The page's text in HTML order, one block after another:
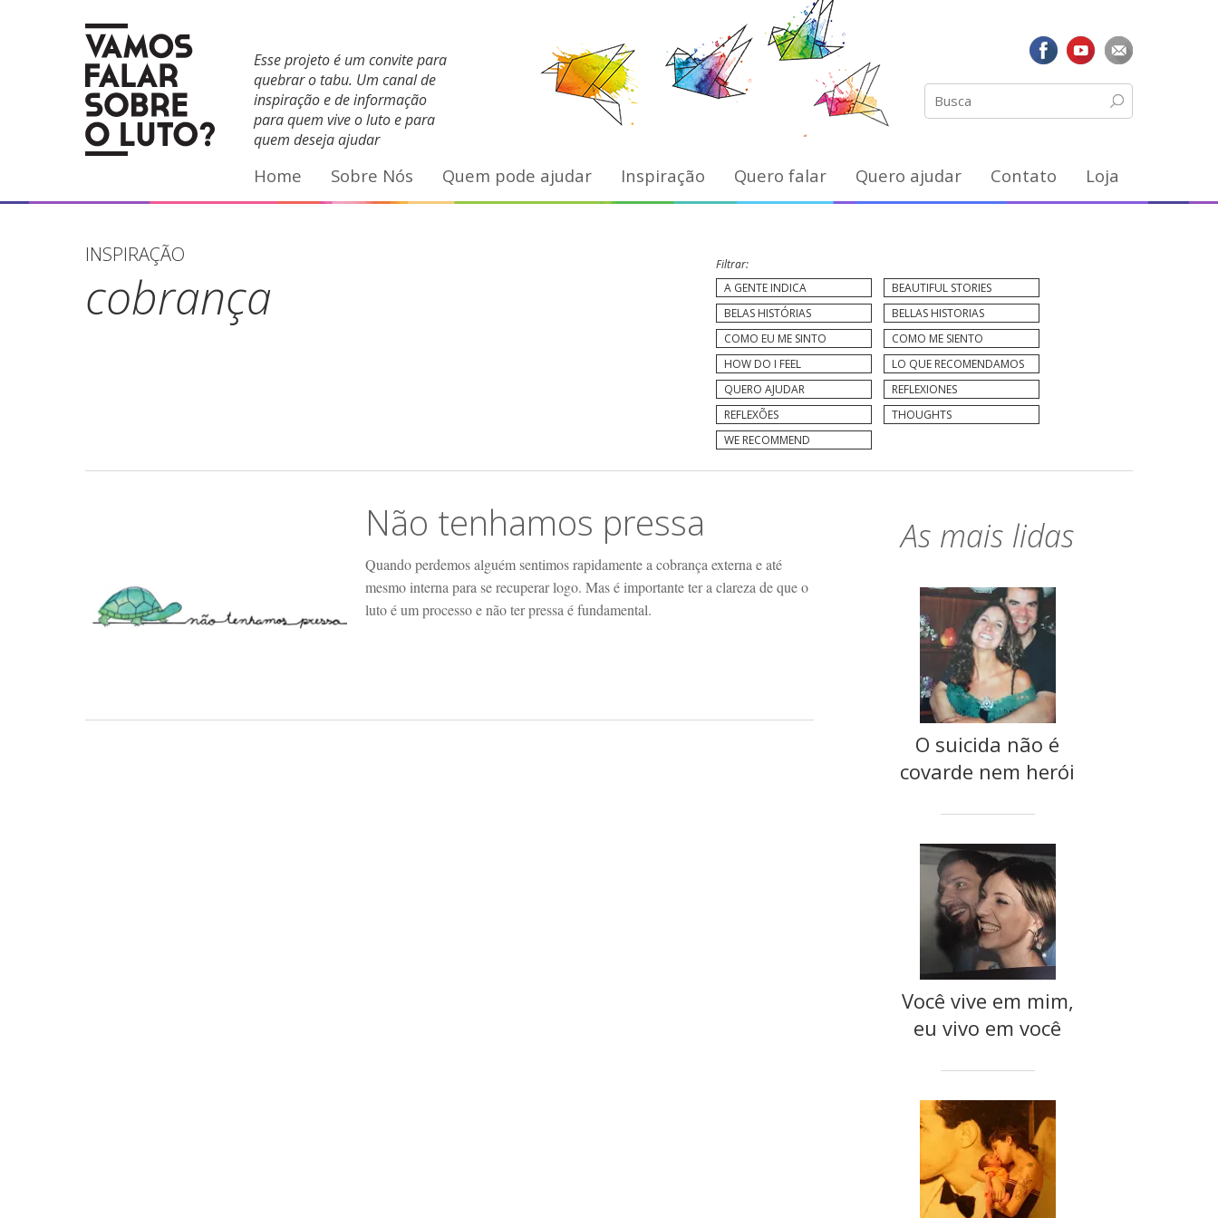
Esse projeto é um convite para
quebrar o tabu. Um canal de
inspiração e de informação
para quem vive o luto e para
quem deseja ajudar
FacebookYouTube
Home Sobre Nós Quem pode ajudar Inspiração Quero falar Quero ajudar Contato Loja
INSPIRAÇÃO
cobrança
Filtrar:
A GENTE INDICA
BEAUTIFUL STORIES
BELAS HISTÓRIAS
BELLAS HISTORIAS
COMO EU ME SINTO
COMO ME SIENTO
HOW DO I FEEL
LO QUE RECOMENDAMOS
QUERO AJUDAR
REFLEXIONES
REFLEXÕES
THOUGHTS
WE RECOMMEND
Não tenhamos pressa
Quando perdemos alguém sentimos rapidamente a cobrança externa e até
mesmo interna para se recuperar logo. Mas é importante ter a clareza de que o
luto é um processo e não ter pressa é fundamental.
As mais lidas
O suicida não é
covarde nem herói
Você vive em mim,
eu vivo em você